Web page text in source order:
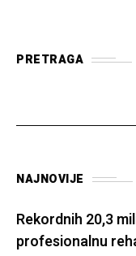
PRETRAGA
NAJNOVIJE
Rekordnih 20,3
profesionalnu